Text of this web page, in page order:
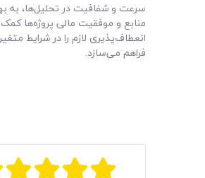
سرعت و شفافیت در تحلیل‌ها، به
منابع و موفقیت مالی پروژه‌ها
انعطاف‌پذیری لازم را در شرایط
فراهم می‌سازد.